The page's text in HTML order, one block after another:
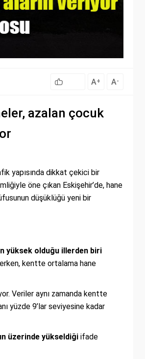
A+ A-
azalan çocuk
yapısında dikkat çekici bir
öne çıkan Eskişehir’de, hane
düşüklüğü yeni bir
yüksek olduğu illerden biri
kentte ortalama hane
Veriler aynı zamanda kentte
yüzde 9’lar seviyesine kadar
üzerinde yükseldiği ifade